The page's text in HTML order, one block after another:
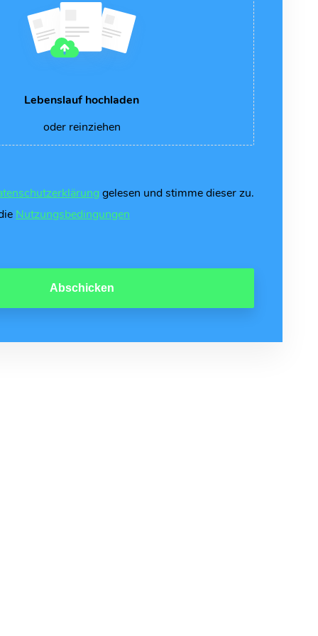
Lebenslauf hochladen
oder reinziehen
gelesen und stimme dieser zu.
Nutzungsbedingungen
Abschicken